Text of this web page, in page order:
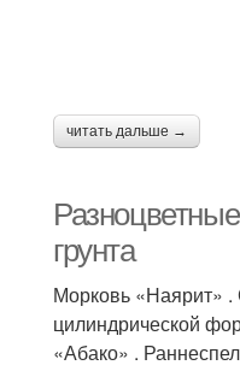
читать дальше →
грунта
Морковь «Наярит»
цилиндрической
«Абако» .